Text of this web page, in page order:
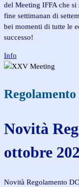
del Meeting IFFA che si
fine settimanan di
bei momenti di tutte le
successo!
Info
Regolamento
Novità
ottobre
Novità Regolamento